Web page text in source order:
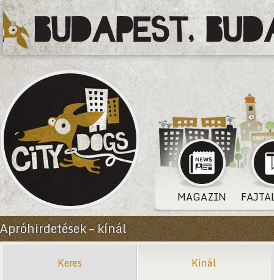
MAGAZIN
Apróhirdetések – kínál
Keres Kínál